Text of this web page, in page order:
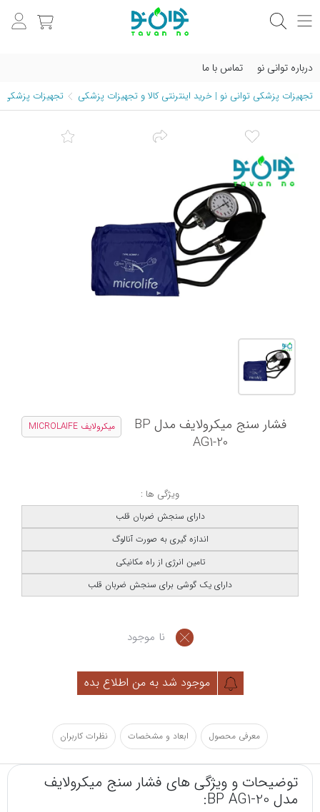
درباره توانی نو تماس با ما
تجهیزات پزشکی توانی نو | خرید اینترنتی کالا و تجهیزات پزشکی تجهیزات پزشکی
میکرولایف MICROLAIFE
فشار سنج میکرولایف مدل BP
AG1-20
ویژگی ها :
دارای سنجش ضربان قلب
اندازه گیری به صورت آنالوگ
تامین انرژی از راه مکانیکی
دارای یک گوشی برای سنجش ضربان قلب
نا موجود
موجود شد به من اطلاع بده
معرفی محصول ابعاد و مشخصات نظرات کاربران
توضیحات و ویژگی های فشار سنج میکرولایف
مدل BP AG1-20: